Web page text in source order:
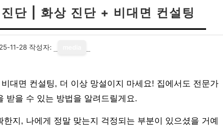
단 | 화상 진단 + 비대면 컨설팅
11-28 작성자:
대면 컨설팅, 더 이상 망설이지 마세요! 집에서도 전문가
받을 수 있는 방법을 알려드릴게요.
지, 나에게 정말 맞는지 걱정되는 부분이 있으셨을 거예